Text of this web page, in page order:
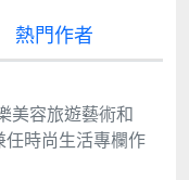
熱門作者
美容旅遊藝術和
時尚生活專欄作